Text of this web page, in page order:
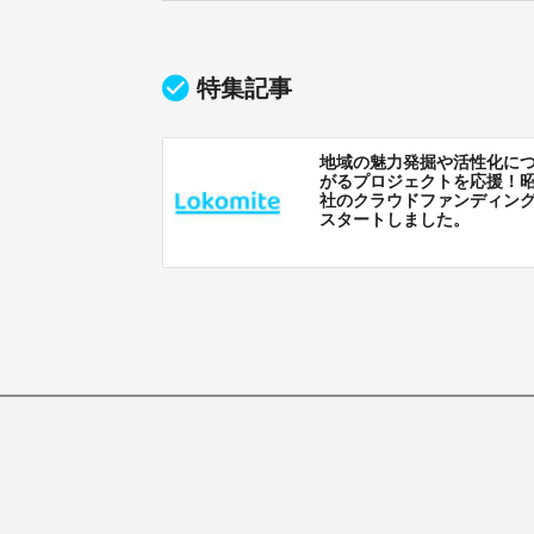
特集記事
地域の魅力発掘や活性化に
がるプロジェクトを応援！
社のクラウドファンディン
スタートしました。